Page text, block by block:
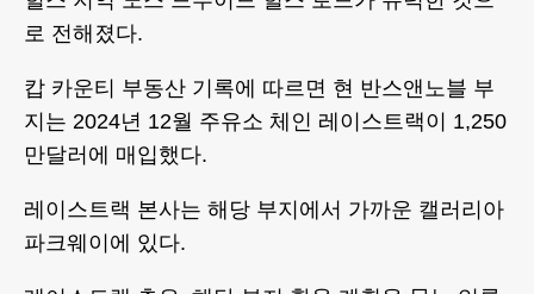
로 전해졌다.
캅 카운티 부동산 기록에 따르면 현 반스앤노블 부
지는 2024년 12월 주유소 체인 레이스트랙이 1,250
만달러에 매입했다.
레이스트랙 본사는 해당 부지에서 가까운 캘러리아
파크웨이에 있다.